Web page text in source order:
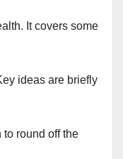
It covers some
ideas are briefly
round off the